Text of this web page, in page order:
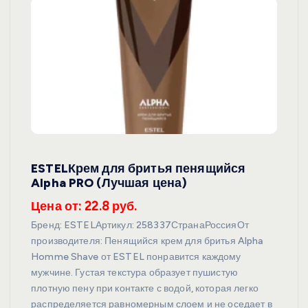
ESTELКрем для бритья пенящийся
Alpha PRO (Лучшая цена)
Цена от: 22.8 руб.
Бренд: ESTELАртикул: 258337СтранаРоссияОт
производителя: Пенящийся крем для бритья Alpha
Homme Shave от ESTEL понравится каждому
мужчине. Густая текстура образует пушистую
плотную пену при контакте с водой, которая легко
распределяется равномерным слоем и не оседает в